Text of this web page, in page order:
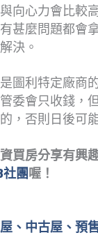
向心力會比較
甚麼問題都會
決。
圖利特定廠商
委會只收錢，
，否則日後可
買房分享有興
團喔！
、中古屋、預